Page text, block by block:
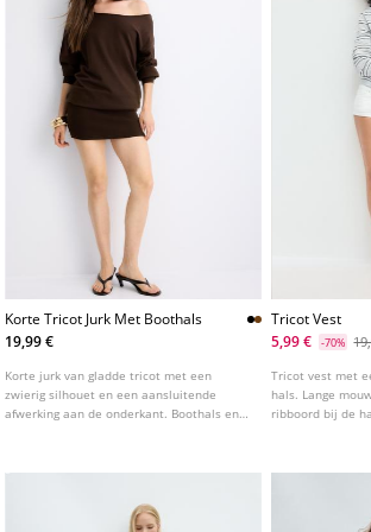
Korte Tricot Jurk Met Boothals
19,99 €
Korte jurk van gladde tricot met een
zwierig silhouet en een aansluitende
afwerking aan de onderkant. Boothals en
kleuren.
Tricot Vest
5,99 €
-70%
Tricot vest met
hals. Lange
ribboord bij de
kleuren.